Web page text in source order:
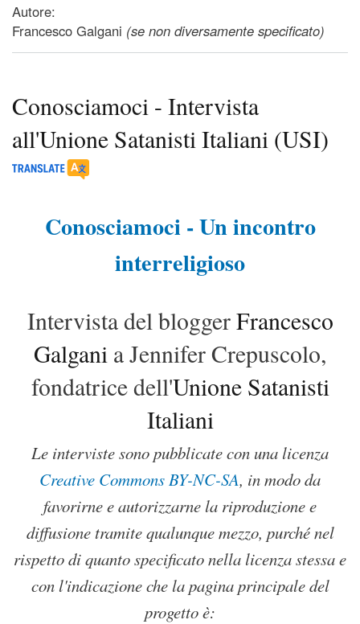
Autore:
Francesco Galgani (se non diversamente specificato)
Conosciamoci - Intervista
all'Unione Satanisti Italiani (USI)
Conosciamoci - Un incontro
interreligioso
Intervista del bloggerFrancesco
Galgani a Jennifer Crepuscolo,
fondatrice dell'Unione Satanisti
Italiani
Le interviste sono pubblicate con una licenza
Creative Commons BY-NC-SA, in modo da
favorirne e autorizzarne la riproduzione e
diffusione tramite qualunque mezzo, purché nel
rispetto di quanto specificato nella licenza stessa e
con l'indicazione che la pagina principale del
progetto è: